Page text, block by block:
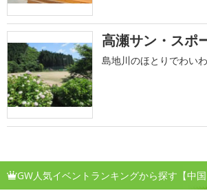
高瀬サン・スポ
島地川のほとりでわい
GW人気イベントランキングから探す【中国